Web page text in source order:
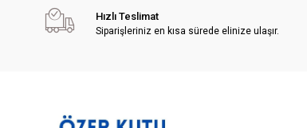
Hızlı Teslimat
Siparişleriniz en kısa sürede elinize ulaşır.